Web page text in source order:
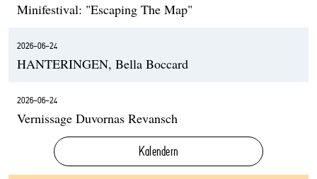
Minifestival: "Escaping The Map"
2026-06-24
HANTERINGEN, Bella Boccard
2026-06-24
Vernissage Duvornas Revansch
Kalendern